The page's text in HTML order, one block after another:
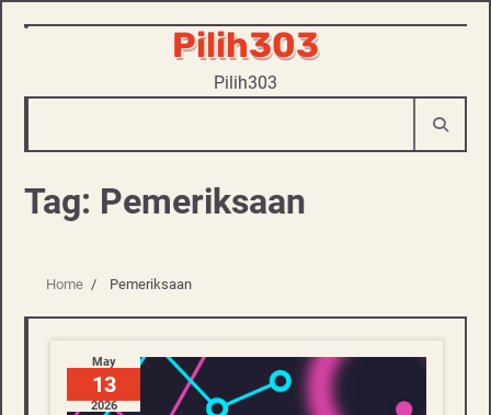
Skip
Pilih303
Pilih303
Tag: Pemeriksaan
Home Pemeriksaan
May
13
2026